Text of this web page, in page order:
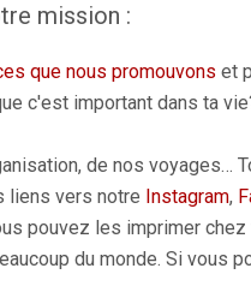
mission :
que nous promouvons et
c'est important dans ta
de nos voyages…
liens vers notre Instagram,
pouvez les imprimer chez
du monde. Si vous